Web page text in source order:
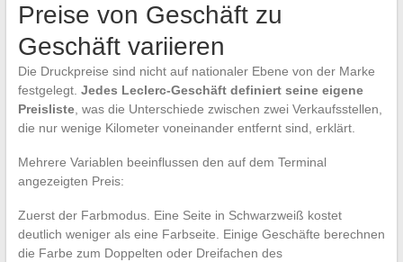
Preise von Geschäft zu
Geschäft variieren
Die Druckpreise sind nicht auf nationaler Ebene von der Marke
festgelegt. Jedes Leclerc-Geschäft definiert seine eigene
Preisliste, was die Unterschiede zwischen zwei Verkaufsstellen,
die nur wenige Kilometer voneinander entfernt sind, erklärt.
Mehrere Variablen beeinflussen den auf dem Terminal
angezeigten Preis:
Zuerst der Farbmodus. Eine Seite in Schwarzweiß kostet
deutlich weniger als eine Farbseite. Einige Geschäfte berechnen
die Farbe zum Doppelten oder Dreifachen des